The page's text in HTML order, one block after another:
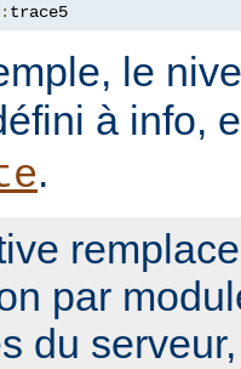
: trace5
le
à info,
.
par
du